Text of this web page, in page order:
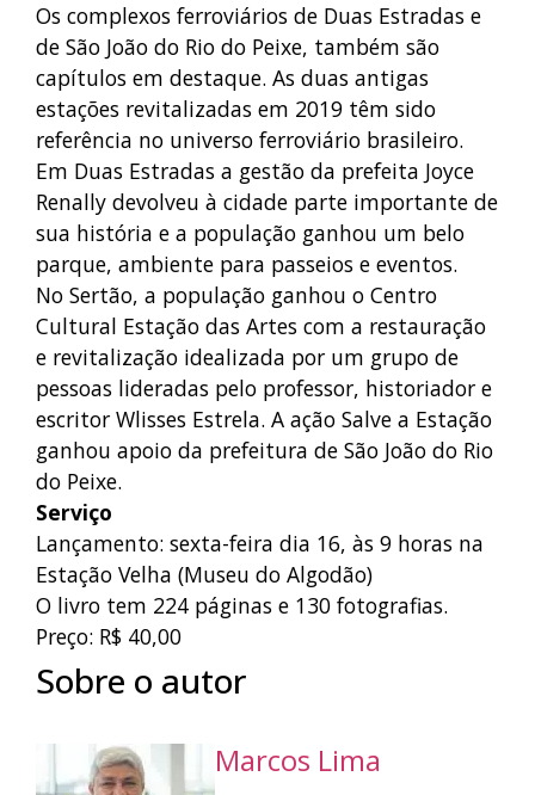
Os complexos ferroviários de Duas Estradas e
de São João do Rio do Peixe, também são
capítulos em destaque. As duas antigas
estações revitalizadas em 2019 têm sido
referência no universo ferroviário brasileiro.
Em Duas Estradas a gestão da prefeita Joyce
Renally devolveu à cidade parte importante de
sua história e a população ganhou um belo
parque, ambiente para passeios e eventos.
No Sertão, a população ganhou o Centro
Cultural Estação das Artes com a restauração
e revitalização idealizada por um grupo de
pessoas lideradas pelo professor, historiador e
escritor Wlisses Estrela. A ação Salve a Estação
ganhou apoio da prefeitura de São João do Rio
do Peixe.
Serviço
Lançamento: sexta-feira dia 16, às 9 horas na
Estação Velha (Museu do Algodão)
O livro tem 224 páginas e 130 fotografias.
Preço: R$ 40,00
Sobre o autor
Marcos Lima